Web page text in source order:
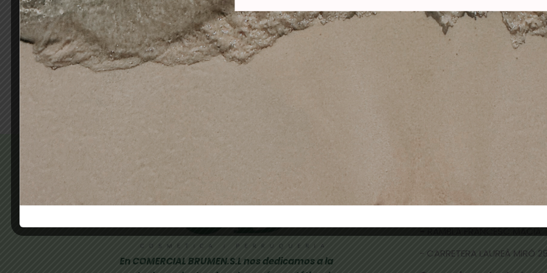
BRUMEN NAILS POLVO
ACRÍLICO SOFT PINK 80GR
26,00€ 20,90€
Añadir al carrito
PRUEBAS MANICURA POLLIE
2,99€ 0,99
Añadir al carrito
ACRÍLICO EXTRA
15,00 11,90€
Añadir al carrito
En COMERCIAL BRUMEN.S.L nos dedicamos a la
TIENDAS FÍSICAS
- CALLE NICOLAU TALLÓ 70,
-RAMBLA FRANCESC
- CARRETERA LAUREÀ MIRÓ